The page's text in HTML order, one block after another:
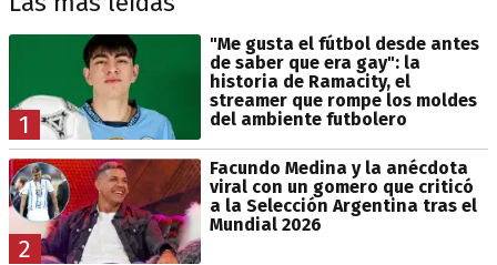
1
"Me gusta el fútbol desde antes
de saber que era gay": la
historia de Ramacity, el
streamer que rompe los moldes
del ambiente futbolero
2
Facundo Medina y la anécdota
viral con un gomero que criticó
a la Selección Argentina tras el
Mundial 2026